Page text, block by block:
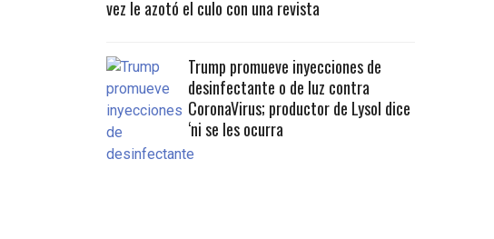
vez le azotó el culo con una revista
Trump promueve inyecciones de
desinfectante o de luz contra
CoronaVirus; productor de Lysol dice
‘ni se les ocurra